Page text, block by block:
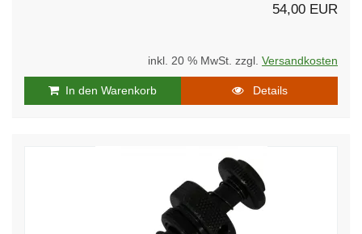
54,00 EUR
inkl. 20 % MwSt. zzgl. Versandkosten
In den Warenkorb Details